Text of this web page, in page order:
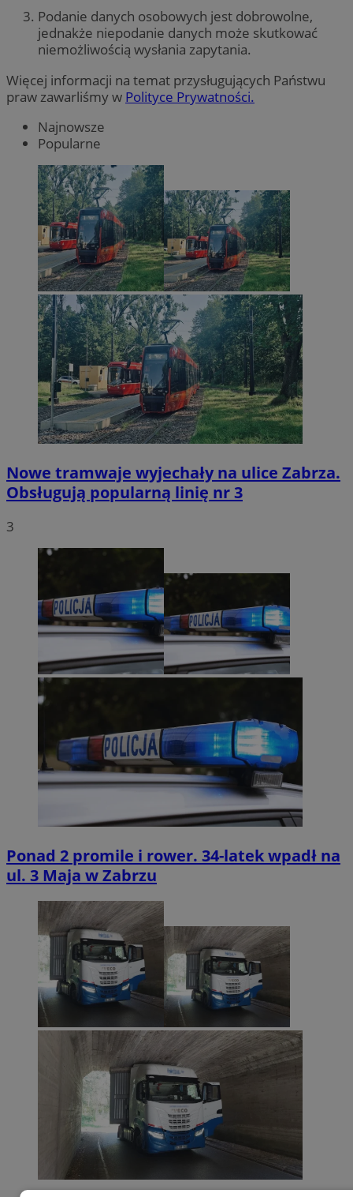
Podanie danych osobowych jest dobrowolne,
jednakże niepodanie danych może skutkować
niemożliwością wysłania zapytania.
Więcej informacji na temat przysługujących Państwu
praw zawarliśmy w Polityce Prywatności.
Najnowsze
Popularne
Nowe tramwaje wyjechały na ulice Zabrza.
Obsługują popularną linię nr 3
3
Ponad 2 promile i rower. 34-latek wpadł na
ul. 3 Maja w Zabrzu